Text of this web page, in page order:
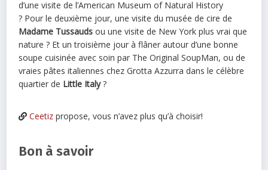
d’une visite de l’American Museum of Natural History
? Pour le deuxième jour, une visite du musée de cire de
Madame Tussauds ou une visite de New York plus vrai que
nature ? Et un troisième jour à flâner autour d’une bonne
soupe cuisinée avec soin par The Original SoupMan, ou de
vraies pâtes italiennes chez Grotta Azzurra dans le célèbre
quartier de Little Italy?
Ceetiz propose, vous n’avez plus qu’à choisir!
Bon à savoir